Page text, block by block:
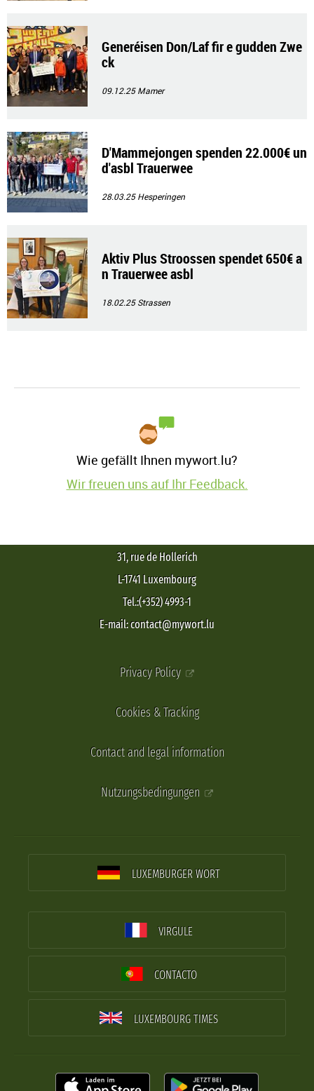
Generéisen Don/Laf fir e gudden Zwe
ck
09.12.25Mamer
D'Mammejongen spenden 22.000€ un
d'asbl Trauerwee
28.03.25Hesperingen
Aktiv Plus Stroossen spendet 650€ a
n Trauerwee asbl
18.02.25Strassen
Wie gefällt Ihnen mywort.lu?
Wir freuen uns auf Ihr Feedback.
31, rue de Hollerich
L-1741 Luxembourg
Tel.:(+352) 4993-1
E-mail: contact@mywort.lu
Privacy Policy
Cookies & Tracking
Contact and legal information
Nutzungsbedingungen
LUXEMBURGER WORT
VIRGULE
CONTACTO
LUXEMBOURG TIMES